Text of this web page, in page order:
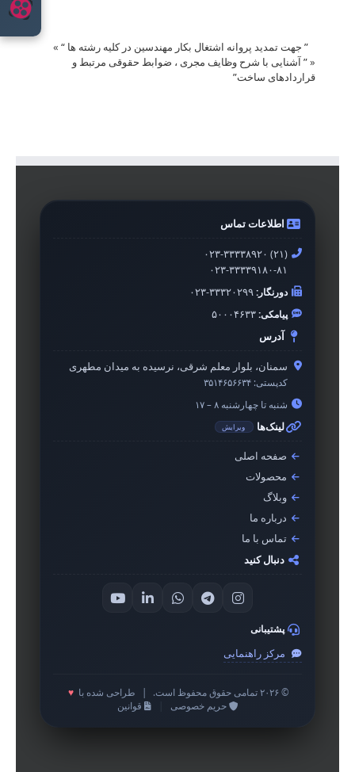
” جهت تمدید پروانه اشتغال بکار مهندسین در کلیه رشته ها “ »
«” آشنایی با شرح وظایف مجری ، ضوابط حقوقی مرتبط و
قراردادهای ساخت”
اطلاعات تماس
۰۲۳-۳۳۳۳۸۹۲۰ (۲۱)
۰۲۳-۳۳۳۳۹۱۸۰-۸۱
دورنگار:۰۲۳-۳۳۳۲۰۲۹۹
پیامکی:۵۰۰۰۴۶۳۳
آدرس
سمنان، بلوار معلم شرقی، نرسیده به میدان مطهری
کدپستی: ۳۵۱۴۶۵۶۶۳۴
شنبه تا چهارشنبه ۸ – ۱۷
لینک‌ها ویرایش
صفحه اصلی
محصولات
وبلاگ
درباره ما
تماس با ما
دنبال کنید
پشتیبانی
مرکز راهنمایی
© ۲۰۲۶ تمامی حقوق محفوظ است. طراحی شده با ♥
حریم خصوصی
قوانین